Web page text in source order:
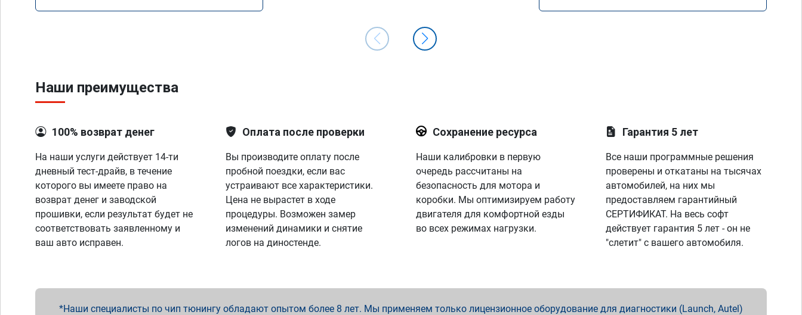
Наши преимущества
100% возврат денег
На наши услуги действует 14-ти
дневный тест-драйв, в течение
которого вы имеете право на
возврат денег и заводской
прошивки, если результат будет не
соответствовать заявленному и
ваш авто исправен.
Оплата после проверки
Вы производите оплату после
пробной поездки, если вас
устраивают все характеристики.
Цена не вырастет в ходе
процедуры. Возможен замер
изменений динамики и снятие
логов на диностенде.
Сохранение ресурса
Наши калибровки в первую
очередь рассчитаны на
безопасность для мотора и
коробки. Мы оптимизируем работу
двигателя для комфортной езды
во всех режимах нагрузки.
Гарантия 5 лет
Все наши программные решения
проверены и откатаны на тысячах
автомобилей, на них мы
предоставляем гарантийный
СЕРТИФИКАТ. На весь софт
действует гарантия 5 лет - он не
"слетит" с вашего автомобиля.
Наши специалисты по чип тюнингу обладают опытом более 8 лет. Мы применяем только лицензионное оборудование для диагностики (Launch, Autel)